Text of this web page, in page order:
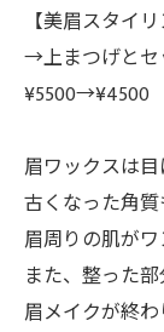
【美眉スタイリ
→上まつげとセ
¥5500→¥4500
眉ワックスは
古くなった角
眉周りの肌が
また、整った
眉メイクが終